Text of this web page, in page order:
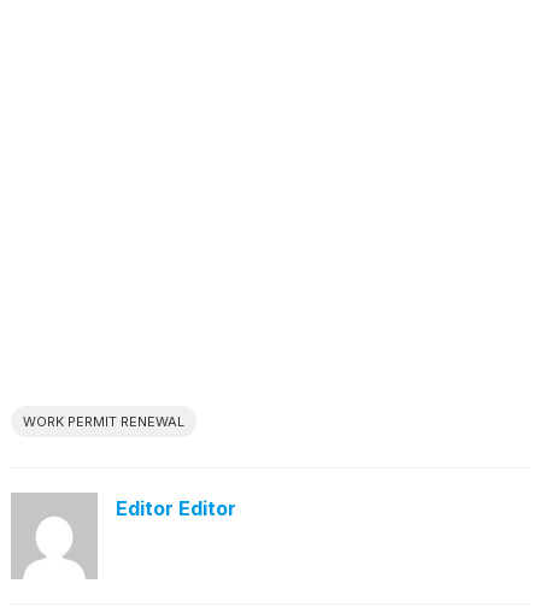
WORK PERMIT RENEWAL
Editor Editor